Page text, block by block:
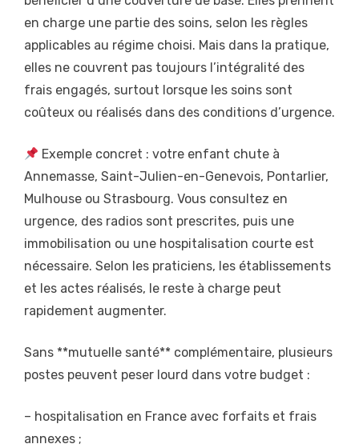
en charge une partie des soins, selon les règles
applicables au régime choisi. Mais dans la pratique,
elles ne couvrent pas toujours l’intégralité des
frais engagés, surtout lorsque les soins sont
coûteux ou réalisés dans des conditions d’urgence.
Exemple concret : votre enfant chute à
Annemasse, Saint-Julien-en-Genevois, Pontarlier,
Mulhouse ou Strasbourg. Vous consultez en
urgence, des radios sont prescrites, puis une
immobilisation ou une hospitalisation courte est
nécessaire. Selon les praticiens, les établissements
et les actes réalisés, le reste à charge peut
rapidement augmenter.
Sans **mutuelle santé** complémentaire, plusieurs
postes peuvent peser lourd dans votre budget :
– hospitalisation en France avec forfaits et frais
annexes ;